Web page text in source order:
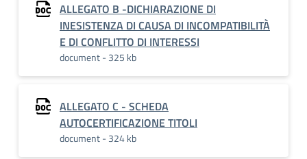
ALLEGATO B -DICHIARAZIONE DI
INESISTENZA DI CAUSA DI INCOMPATIBILITÀ
E DI CONFLITTO DI INTERESSI
document - 325 kb
ALLEGATO C - SCHEDA
AUTOCERTIFICAZIONE TITOLI
document - 324 kb